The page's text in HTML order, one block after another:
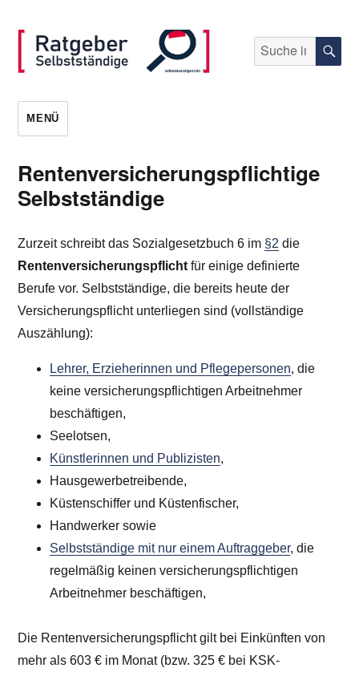
selbststaendigen.info
Suche
nach:
MENÜ
Rentenversicherungspflichtige
Selbstständige
Zurzeit schreibt das Sozialgesetzbuch 6 im §2 die
Rentenversicherungspflicht für einige definierte
Berufe vor. Selbstständige, die bereits heute der
Versicherungspflicht unterliegen sind (vollständige
Auszählung):
Lehrer, Erzieherinnen und Pflegepersonen, die
keine versicherungspflichtigen Arbeitnehmer
beschäftigen,
Seelotsen,
Künstlerinnen und Publizisten,
Hausgewerbetreibende,
Küstenschiffer und Küstenfischer,
Handwerker sowie
Selbstständige mit nur einem Auftraggeber, die
regelmäßig keinen versicherungspflichtigen
Arbeitnehmer beschäftigen,
Die Rentenversicherungspflicht gilt bei Einkünften von
mehr als603 € im Monat (bzw. 325 € bei KSK-